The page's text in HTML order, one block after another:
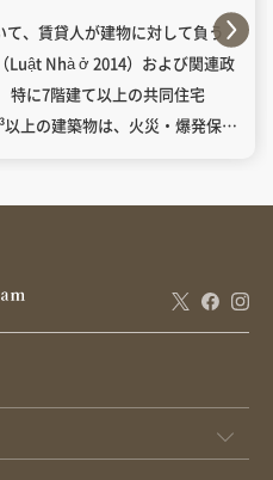
、賃貸人が建物に対して負う
Luật Nhà ở 2014）および関連政
特に7階建て以上の共同住宅
上の建築物は、火災・爆発保険
不動産賃貸に関する法的枠組
の法的要件賃貸人の義務範囲
の賠償任意保険の推奨事項責
配線トラブルケース2：設備老
建築物が強制保険対象に指定さ